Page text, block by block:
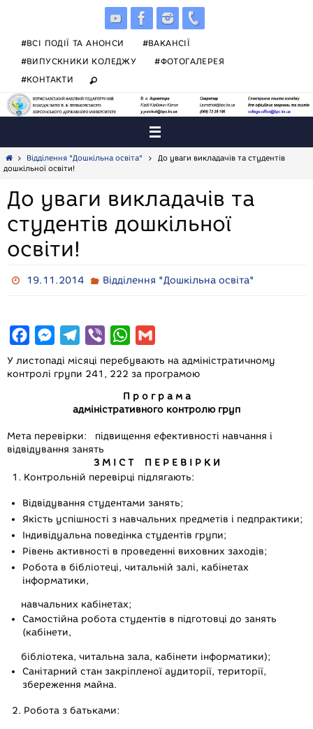
#ВСІ ПОДІЇ ТА АНОНСИ
#ВАКАНСІЇ
#ВИПУСКНИКИ КОЛЕДЖУ
#ФОТОГАЛЕРЕЯ
#КОНТАКТИ
HomeВідділення "Дошкільна освіта"
До уваги викладачів та студентів
дошкільної освіти!
До уваги викладачів та
студентів дошкільної
освіти!
19.11.2014 Відділення "Дошкільна освіта"
c
o
o
M
s
n
g
l
g
r
a
m
b
r
W
a
t
s
A
p
a
i
l
У листопаді місяці перебувають на адміністратичному
контролі групи 241, 222 за програмою
П р о г р а м а
адміністративного контролю груп
Мета перевірки: підвищення ефективності навчання і
відвідування занять
З М І С Т П Е Р Е В І Р К И
Контрольній перевірці підлягають:
Відвідування студентами занять;
Якість успішності з навчальних предметів і педпрактики;
Індивідуальна поведінка студентів групи;
Рівень активності в проведенні виховних заходів;
Робота в бібліотеці, читальній залі, кабінетах
інформатики,
навчальних кабінетах;
Самостійна робота студентів в підготовці до занять
(кабінети,
бібліотека, читальна зала, кабінети інформатики);
Санітарний стан закріпленої аудиторії, території,
збереження майна.
Робота з батьками: